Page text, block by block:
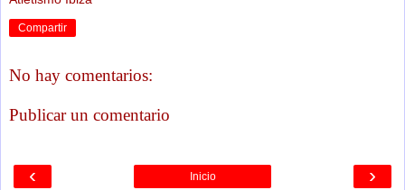
Compartir
No hay comentarios:
Publicar un comentario
‹ ›
Inicio